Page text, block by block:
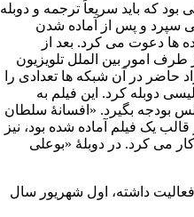
بود که باید سریعاً ترجمه و دوبله
سپرد و پس از آماده شدن
ها دعوت می کرد. بعد از
امور بین الملل تلویزیون
در آن شبکه ها تعدادی را
دوبله کرد. این فیلم به
بودجه بگیرد. «افسانۀ سلطان
که در قالب یک فیلم آماده شده بود، نیز
می کرد. در دوبلۀ «بوعلی
داشته، اول شهریور سال